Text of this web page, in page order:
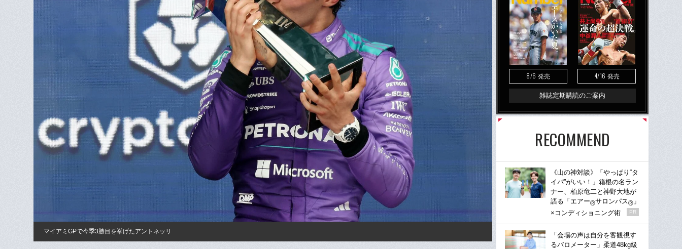
マイアミGPで今季3勝目を挙げたアントネッリ
8/6 発売 4/16 発売
雑誌定期購読のご案内
RECOMMEND
《山の神対談》「やっぱり“タ
イパ”がいい！」箱根の名ラン
ナー、柏原竜二と神野大地が
語る「エアー®サロンパス® 」
×コンディショニング術
PR
「会場の声は自分を客観視す
るバロメーター」柔道48kg級